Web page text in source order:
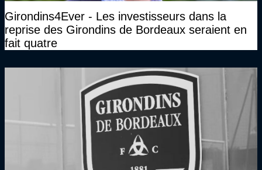
Girondins4Ever - Les investisseurs dans la
reprise des Girondins de Bordeaux seraient en
fait quatre